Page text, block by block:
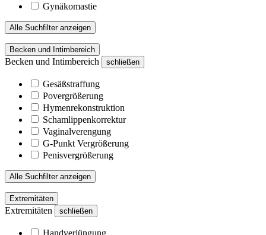
Gynäkomastie
Alle Suchfilter anzeigen
Becken und Intimbereich
Becken und Intimbereich schließen
Gesäßstraffung
Povergrößerung
Hymenrekonstruktion
Schamlippenkorrektur
Vaginalverengung
G-Punkt Vergrößerung
Penisvergrößerung
Alle Suchfilter anzeigen
Extremitäten
Extremitäten schließen
Handverjüngung